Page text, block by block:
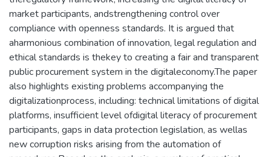
market participants, andstrengthening control over
compliance with openness standards. It is argued that
aharmonious combination of innovation, legal regulation and
ethical standards is thekey to creating a fair and transparent
public procurement system in the digitaleconomy.The paper
also highlights existing problems accompanying the
digitalizationprocess, including: technical limitations of digital
platforms, insufficient level ofdigital literacy of procurement
participants, gaps in data protection legislation, as wellas
new corruption risks arising from the automation of